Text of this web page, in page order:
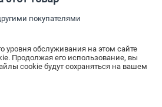
покупателями
уровня обслуживания на этом сайте
Продолжая его использование, вы
cookie будут сохраняться на вашем